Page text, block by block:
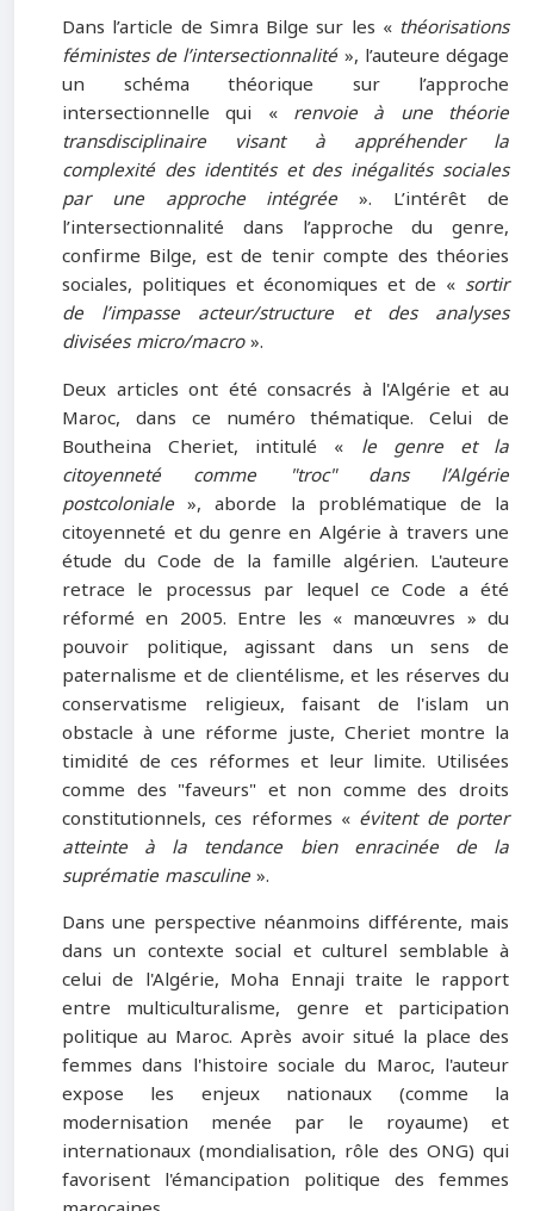
Dans l’article de Simra Bilge sur les « théorisations
féministes de l’intersectionnalité», l’auteure dégage
un schéma théorique sur l’approche
intersectionnelle qui « renvoie à une théorie
transdisciplinaire visant à appréhender la
complexité des identités et des inégalités sociales
par une approche intégrée ». L’intérêt de
l’intersectionnalité dans l’approche du genre,
confirme Bilge, est de tenir compte des théories
sociales, politiques et économiques et de « sortir
de l’impasse acteur/structure et des analyses
divisées micro/macro».
Deux articles ont été consacrés à l'Algérie et au
Maroc, dans ce numéro thématique. Celui de
Boutheina Cheriet, intitulé « le genre et la
citoyenneté comme "troc" dans l’Algérie
postcoloniale », aborde la problématique de la
citoyenneté et du genre en Algérie à travers une
étude du Code de la famille algérien. L'auteure
retrace le processus par lequel ce Code a été
réformé en 2005. Entre les « manœuvres » du
pouvoir politique, agissant dans un sens de
paternalisme et de clientélisme, et les réserves du
conservatisme religieux, faisant de l'islam un
obstacle à une réforme juste, Cheriet montre la
timidité de ces réformes et leur limite. Utilisées
comme des "faveurs" et non comme des droits
constitutionnels, ces réformes « évitent de porter
atteinte à la tendance bien enracinée de la
suprématie masculine».
Dans une perspective néanmoins différente, mais
dans un contexte social et culturel semblable à
celui de l'Algérie, Moha Ennaji traite le rapport
entre multiculturalisme, genre et participation
politique au Maroc. Après avoir situé la place des
femmes dans l'histoire sociale du Maroc, l'auteur
expose les enjeux nationaux (comme la
modernisation menée par le royaume) et
internationaux (mondialisation, rôle des ONG) qui
favorisent l'émancipation politique des femmes